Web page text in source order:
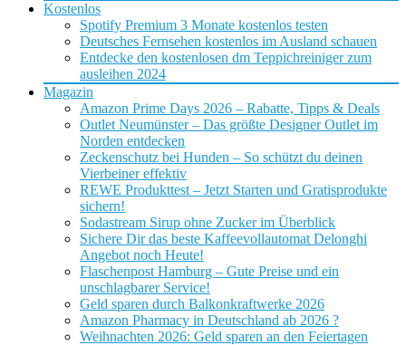
Kostenlos
Spotify Premium 3 Monate kostenlos testen
Deutsches Fernsehen kostenlos im Ausland schauen
Entdecke den kostenlosen dm Teppichreiniger zum
ausleihen 2024
Magazin
Amazon Prime Days 2026 – Rabatte, Tipps & Deals
Outlet Neumünster – Das größte Designer Outlet im
Norden entdecken
Zeckenschutz bei Hunden – So schützt du deinen
Vierbeiner effektiv
REWE Produkttest – Jetzt Starten und Gratisprodukte
sichern!
Sodastream Sirup ohne Zucker im Überblick
Sichere Dir das beste Kaffeevollautomat Delonghi
Angebot noch Heute!
Flaschenpost Hamburg – Gute Preise und ein
unschlagbarer Service!
Geld sparen durch Balkonkraftwerke 2026
Amazon Pharmacy in Deutschland ab 2026 ?
Weihnachten 2026: Geld sparen an den Feiertagen